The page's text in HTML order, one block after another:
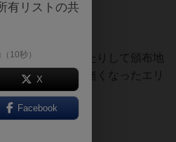
約1年前
たり、繁殖させたりして頒布地
時には繋がりが無くなったエリ
を獲得します。
有リストの共
10秒）
X
Facebook